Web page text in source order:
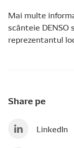
Mai multe
scânteie DENSO
reprezentantul
Share pe
LinkedIn